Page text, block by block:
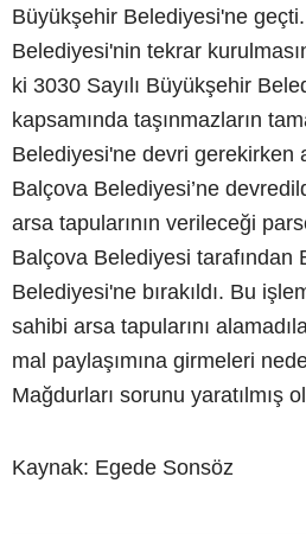
Büyükşehir Belediyesi'ne
Belediyesi'nin tekrar
ki 3030 Sayılı Büyükşehir
kapsamında taşınmazların
Belediyesi'ne devri gerekirken
Balçova Belediyesi’ne
arsa tapularının verileceği
Balçova Belediyesi tarafından
Belediyesi'ne bırakıldı. Bu
sahibi arsa tapularını
mal paylaşımına girmeleri
Mağdurları sorunu yaratılmış
Kaynak: Egede Sonsöz